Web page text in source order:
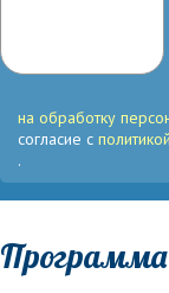
на обработку
согласие с
.
Программа